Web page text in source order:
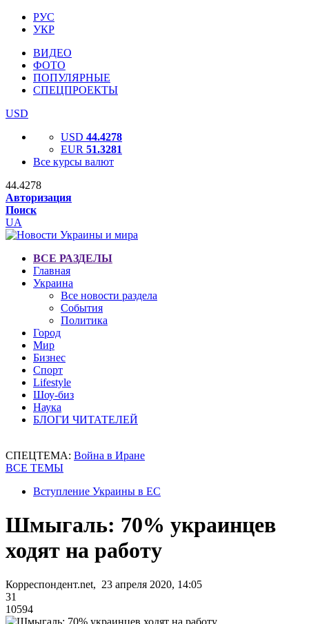
РУС
УКР
ВИДЕО
ФОТО
ПОПУЛЯРНЫЕ
СПЕЦПРОЕКТЫ
USD
USD 44.4278
EUR 51.3281
Все курсы валют
44.4278
Авторизация
Поиск
UA
ВСЕ РАЗДЕЛЫ
Главная
Украина
Все новости раздела
События
Политика
Город
Мир
Бизнес
Спорт
Lifestyle
Шоу-биз
Наука
БЛОГИ ЧИТАТЕЛЕЙ
СПЕЦТЕМА: Война в Иране
ВСЕ ТЕМЫ
Вступление Украины в ЕС
Шмыгаль: 70% украинцев
ходят на работу
Корреспондент.net, 23 апреля 2020, 14:05
31
10594